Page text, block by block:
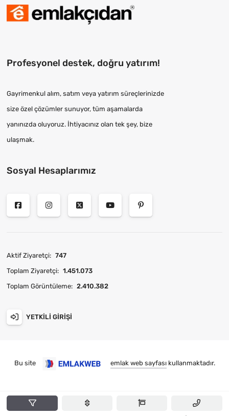
Profesyonel destek, doğru yatırım!
Gayrimenkul alım, satım veya yatırım süreçlerinizde
size özel çözümler sunuyor, tüm aşamalarda
yanınızda oluyoruz. İhtiyacınız olan tek şey, bize
ulaşmak.
Sosyal Hesaplarımız
Aktif Ziyaretçi: 747
Toplam Ziyaretçi: 1.451.073
Toplam Görüntüleme: 2.410.382
YETKILI GIRIŞI
Bu site emlak web sayfasıkullanmaktadır.